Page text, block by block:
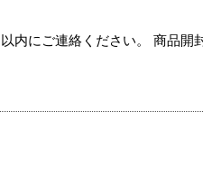
内にご連絡ください。 商品開